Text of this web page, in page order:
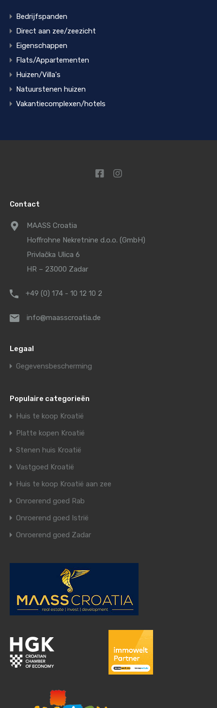
Bedrijfspanden
Direct aan zee/zeezicht
Eigenschappen
Flats/Appartementen
Huizen/Villa's
Natuurstenen huizen
Vakantiecomplexen/hotels
Contact
MAASS Croatia
Hoffrohne Nekretnine d.o.o. (GmbH)
Privlačka Ulica 6
HR – 23000 Zadar
+49 (0) 174 - 10 12 10 2
info@maasscroatia.de
Legaal
Gegevensbescherming
Populaire categorieën
Huis te koop Kroatië
Platte kopen Kroatië
Stenen huis Kroatië
Vastgoed Kroatië
Huis te koop Kroatië aan zee
Onroerend goed Rab
Onroerend goed Istrië
Onroerend goed Zadar